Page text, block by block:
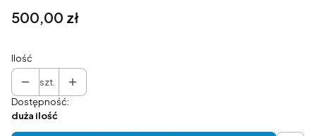
Cena
500,00 zł
Ilość
szt.
Dostępność:
duża ilość